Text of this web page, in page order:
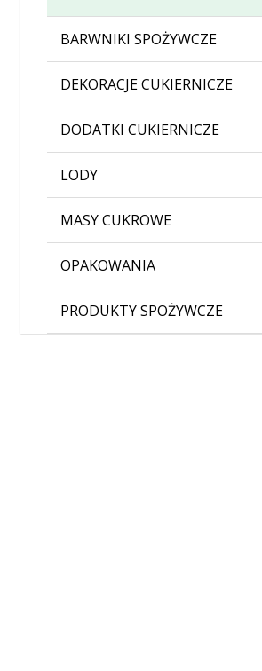
BARWNIKI SPOŻYWCZE
DEKORACJE CUKIERNICZE
DODATKI CUKIERNICZE
LODY
MASY CUKROWE
OPAKOWANIA
PRODUKTY SPOŻYWCZE